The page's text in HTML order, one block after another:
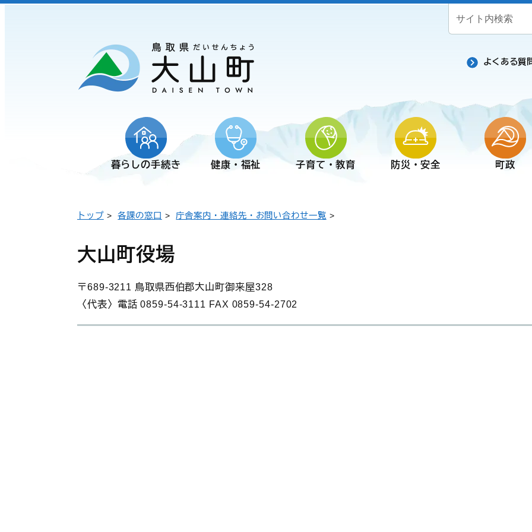
よくある質
暮らしの手続き 健康・福祉 子育て・教育 防災・安全 町政
トップ>各課の窓口 >庁舎案内・連絡先・お問い合わせ一覧 >
大山町役場
〒689-3211 鳥取県西伯郡大山町御来屋328
〈代表〉電話 0859‐54‐3111 FAX 0859‐54‐2702